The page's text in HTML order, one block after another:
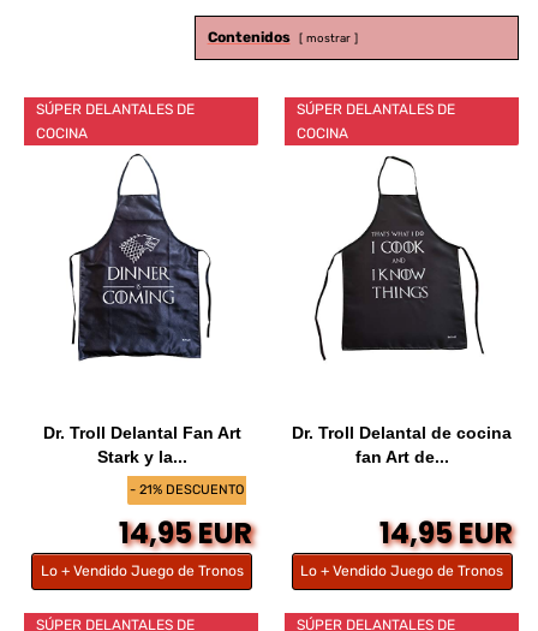
Contenidos mostrar
- 21% DESCUENTO
SÚPER DELANTALES DE
COCINA
Dr. Troll Delantal Fan Art
Stark y la...
14,95 EUR
Lo + Vendido Juego de Tronos
SÚPER DELANTALES DE
COCINA
Dr. Troll Delantal de cocina
fan Art de...
14,95 EUR
Lo + Vendido Juego de Tronos
SÚPER DELANTALES DE
SÚPER DELANTALES DE